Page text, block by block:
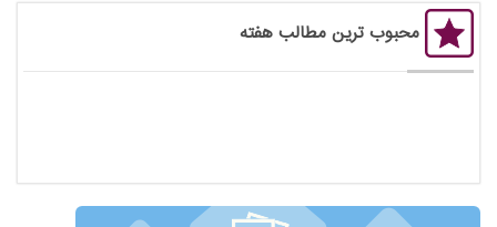
محبوب ترین مطالب هفته